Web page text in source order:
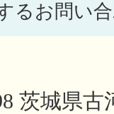
るお問い
茨城県古